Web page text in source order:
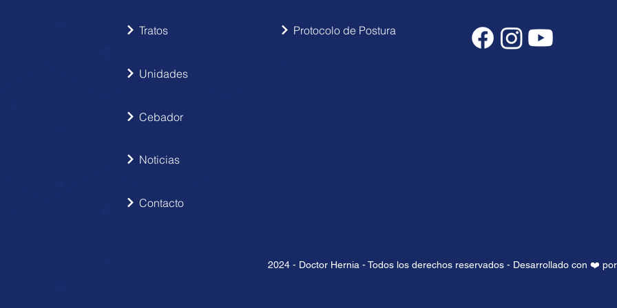
Tratos
Unidades
Cebador
Noticias
Contacto
Protocolo de Postura
2024 - Doctor Hernia - Todos los derechos reservados - Desarrollado con ❤️ por